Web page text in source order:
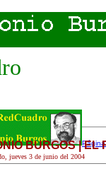
jueves 3 de junio del 2004
BURGOS | EL